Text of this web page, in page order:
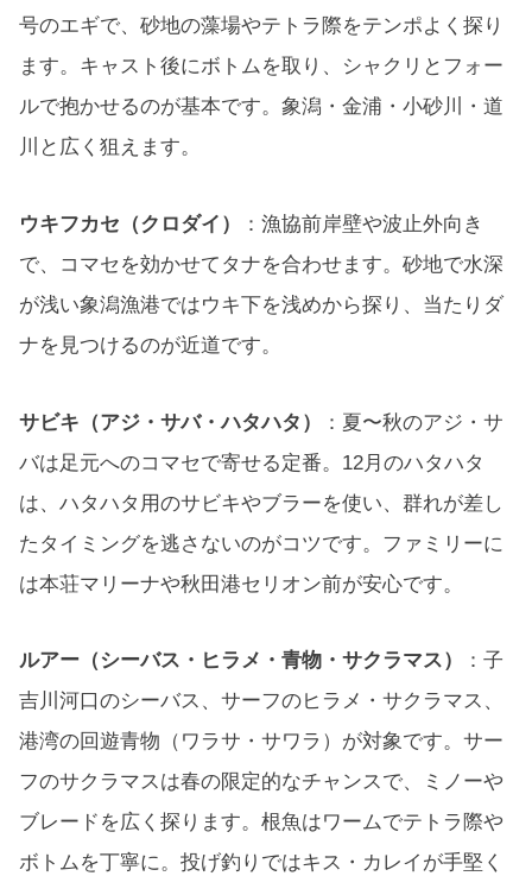
号のエギで、砂地の藻場やテトラ際をテンポよく探り
ます。キャスト後にボトムを取り、シャクリとフォー
ルで抱かせるのが基本です。象潟・金浦・小砂川・道
川と広く狙えます。
ウキフカセ（クロダイ）
：漁協前岸壁や波止外向き
で、コマセを効かせてタナを合わせます。砂地で水深
が浅い象潟漁港ではウキ下を浅めから探り、当たりダ
ナを見つけるのが近道です。
サビキ（アジ・サバ・ハタハタ）
：夏〜秋のアジ・サ
バは足元へのコマセで寄せる定番。12月のハタハタ
は、ハタハタ用のサビキやブラーを使い、群れが差し
たタイミングを逃さないのがコツです。ファミリーに
は本荘マリーナや秋田港セリオン前が安心です。
ルアー（シーバス・ヒラメ・青物・サクラマス）
：子
吉川河口のシーバス、サーフのヒラメ・サクラマス、
港湾の回遊青物（ワラサ・サワラ）が対象です。サー
フのサクラマスは春の限定的なチャンスで、ミノーや
ブレードを広く探ります。根魚はワームでテトラ際や
ボトムを丁寧に。投げ釣りではキス・カレイが手堅く